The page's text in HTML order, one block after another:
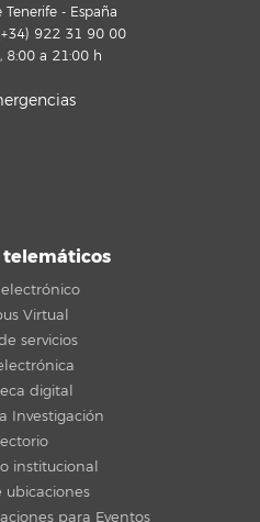
Tenerife - España
922 31 90 00
8:00 a 21:00 h
telemáticos
Virtual
servicios
digital
Investigación
institucional
ubicaciones
para Eventos